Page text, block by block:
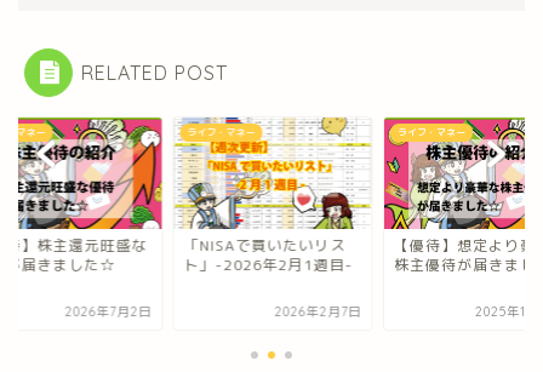
RELATED POST
・マネー
で買いたいリス
-2026年2月1週目-
2026年2月7日
ライフ・マネー
【優待】想定より豪華な
株主優待が届きました☆
2025年11月16日
ライフ・マネー
【優待】株主還元旺
優待が届きました☆
2026年7